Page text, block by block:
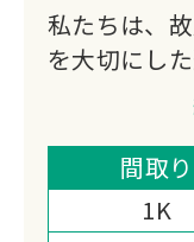
私たちは、
を大切にし
不用品買取
想い出の品
迅速かつ丁
を込めた対
間取り
1K